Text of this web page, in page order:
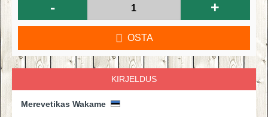
- +
OSTA
KIRJELDUS
Merevetikas Wakame